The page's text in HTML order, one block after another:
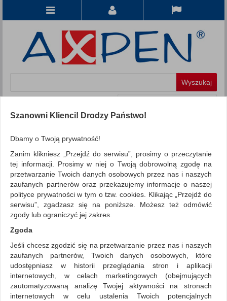
WSZYSTKIE KATEGORIE
FILTRY
Więcej
REKLAMA
AKTUALNOŚCI
Akcesoria komputerowe Ergonomia
ZNALEZIONYCH PRODUKTÓW: 5 Porównaj (0)
Sortuj po Standardowe
Siatka Lista
Szanowni Klienci! Drodzy Państwo!
Dbamy o Twoją prywatność!
Zanim klikniesz „Przejdź do serwisu”, prosimy o przeczytanie
tej informacji. Prosimy w niej o Twoją dobrowolną zgodę na
przetwarzanie Twoich danych osobowych przez nas i naszych
zaufanych partnerów oraz przekazujemy informacje o naszej
polityce prywatności w tym o tzw. cookies. Klikając „Przejdź do
serwisu”, zgadzasz się na poniższe. Możesz też odmówić
zgody lub ograniczyć jej zakres.
Zgoda
Jeśli chcesz zgodzić się na przetwarzanie przez nas i naszych
zaufanych partnerów, Twoich danych osobowych, które
udostępniasz w historii przeglądania stron i aplikacji
internetowych, w celach marketingowych (obejmujących
zautomatyzowaną analizę Twojej aktywności na stronach
internetowych w celu ustalenia Twoich potencjalnych